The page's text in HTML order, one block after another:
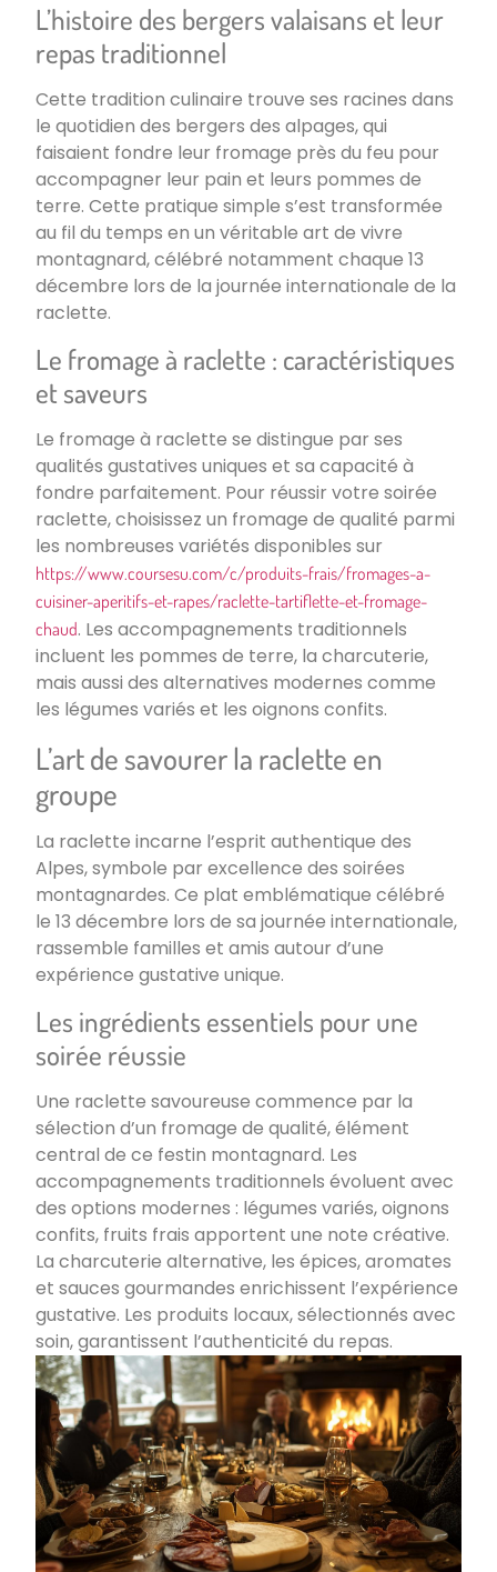
L’histoire des bergers valaisans et leur
repas traditionnel
Cette tradition culinaire trouve ses racines dans
le quotidien des bergers des alpages, qui
faisaient fondre leur fromage près du feu pour
accompagner leur pain et leurs pommes de
terre. Cette pratique simple s’est transformée
au fil du temps en un véritable art de vivre
montagnard, célébré notamment chaque 13
décembre lors de la journée internationale de la
raclette.
Le fromage à raclette : caractéristiques
et saveurs
Le fromage à raclette se distingue par ses
qualités gustatives uniques et sa capacité à
fondre parfaitement. Pour réussir votre soirée
raclette, choisissez un fromage de qualité parmi
les nombreuses variétés disponibles sur
https://www.coursesu.com/c/produits-frais/fromages-a-
cuisiner-aperitifs-et-rapes/raclette-tartiflette-et-fromage-
chaud. Les accompagnements traditionnels
incluent les pommes de terre, la charcuterie,
mais aussi des alternatives modernes comme
les légumes variés et les oignons confits.
L’art de savourer la raclette en
groupe
La raclette incarne l’esprit authentique des
Alpes, symbole par excellence des soirées
montagnardes. Ce plat emblématique célébré
le 13 décembre lors de sa journée internationale,
rassemble familles et amis autour d’une
expérience gustative unique.
Les ingrédients essentiels pour une
soirée réussie
Une raclette savoureuse commence par la
sélection d’un fromage de qualité, élément
central de ce festin montagnard. Les
accompagnements traditionnels évoluent avec
des options modernes : légumes variés, oignons
confits, fruits frais apportent une note créative.
La charcuterie alternative, les épices, aromates
et sauces gourmandes enrichissent l’expérience
gustative. Les produits locaux, sélectionnés avec
soin, garantissent l’authenticité du repas.